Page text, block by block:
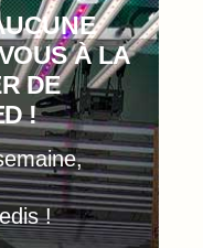
À LA
DE
!
!